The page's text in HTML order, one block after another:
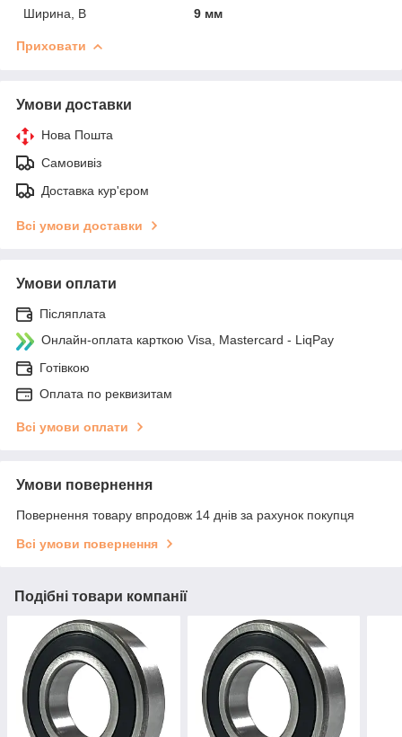
Ширина, B
9 мм
Приховати
Умови доставки
Нова Пошта
Самовивіз
Доставка кур'єром
Всі умови доставки
Умови оплати
Післяплата
Онлайн-оплата карткою Visa, Mastercard - LiqPay
Готівкою
Оплата по реквизитам
Всі умови оплати
Умови повернення
Повернення товару впродовж 14 днів за рахунок покупця
Всі умови повернення
Подібні товари компанії